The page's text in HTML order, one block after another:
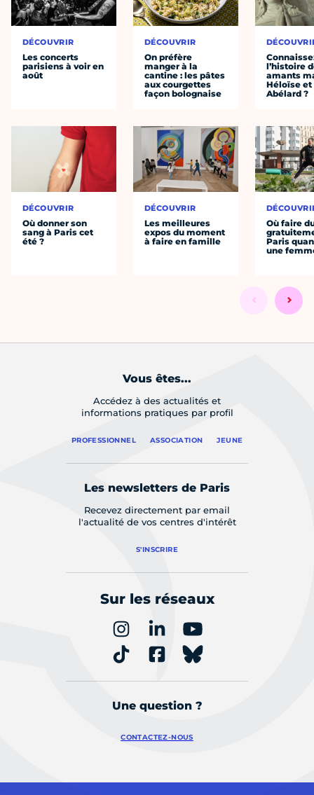
DÉCOUVRIR
Les concerts
parisiens à voir en
août
DÉCOUVRIR
Où donner son
sang à Paris cet
été ?
DÉCOUVRIR
On préfère
manger à la
cantine : les pâtes
aux courgettes
façon bolognaise
DÉCOUVRIR
Les meilleures
expos du moment
à faire en famille
l’histoire
amants
Héloïse et
Abélard ?
Où faire
Paris
une
Vous êtes...
Accédez à des actualités et
informations pratiques par profil
PROFESSIONNEL ASSOCIATION JEUNE
Les newsletters de Paris
Recevez directement par email
l'actualité de vos centres d'intérêt
S'INSCRIRE
Sur les réseaux
Une question ?
CONTACTEZ-NOUS